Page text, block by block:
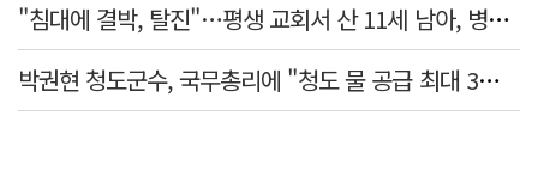
"침대에 결박, 탈진"…평생 교회서 산 11세 남아, 병원 이송 끝 숨져
박권현 청도군수, 국무총리에 "청도 물 공급 최대 3만t 늘려달라"